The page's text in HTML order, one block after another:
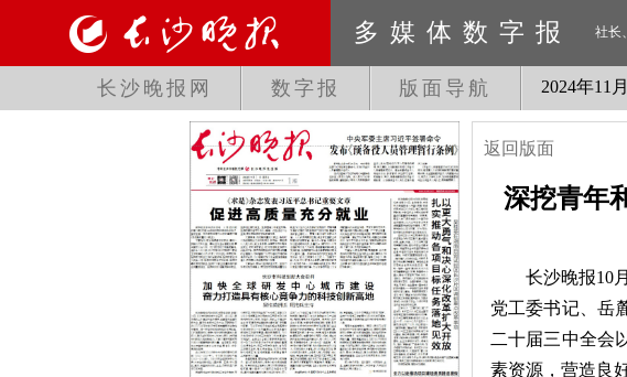
多媒体数字报 社长
长沙晚报网 数字报 版面导航 2024年11 月
返回版面
深挖青年
长沙晚报10月
党工委书记、岳
二十届三中全会
素资源，营造良